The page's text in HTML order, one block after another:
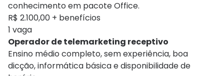
conhecimento em pacote Office.
R$ 2.100,00 + benefícios
1 vaga
Operador de telemarketing receptivo
Ensino médio completo, sem experiência, boa
dicção, informática básica e disponibilidade de